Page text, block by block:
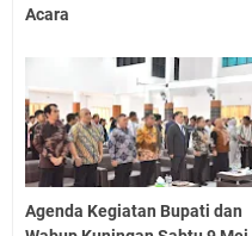
Acara
Agenda Kegiatan Bupati dan